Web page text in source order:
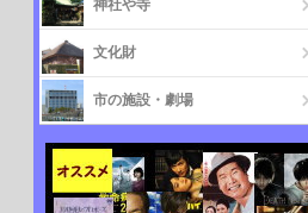
神社や寺
文化財
市の施設・劇場